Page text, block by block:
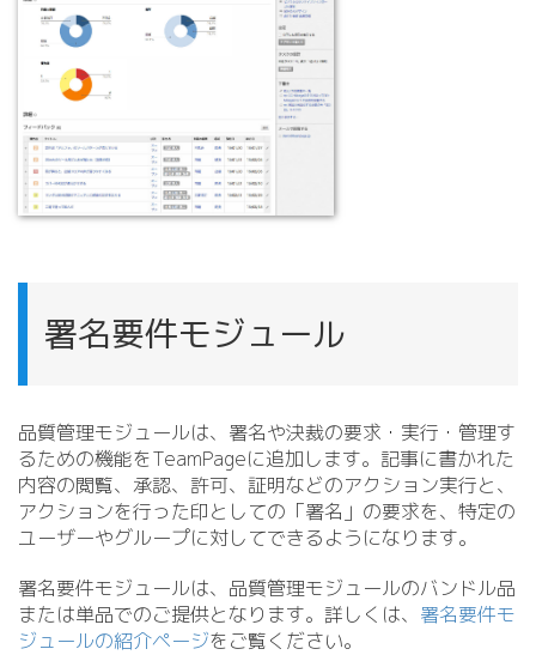
署名要件モジュール
品質管理モジュールは、署名や決裁の要求・実行・管理す
るための機能をTeamPageに追加します。記事に書かれた
内容の閲覧、承認、許可、証明などのアクション実行と、
アクションを行った印としての「署名」の要求を、特定の
ユーザーやグループに対してできるようになります。
署名要件モジュールは、品質管理モジュールのバンドル品
または単品でのご提供となります。詳しくは、 署名要件モ
ジュールの紹介ページをご覧ください。